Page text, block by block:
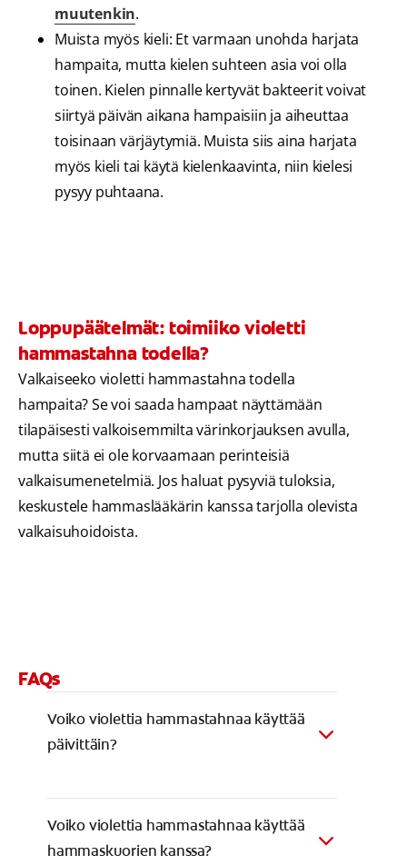
muutenkin.
Muista myös kieli: Et varmaan unohda harjata
hampaita, mutta kielen suhteen asia voi olla
toinen. Kielen pinnalle kertyvät bakteerit voivat
siirtyä päivän aikana hampaisiin ja aiheuttaa
toisinaan värjäytymiä. Muista siis aina harjata
myös kieli tai käytä kielenkaavinta, niin kielesi
pysyy puhtaana.
Loppupäätelmät: toimiiko violetti
hammastahna todella?
Valkaiseeko violetti hammastahna todella
hampaita? Se voi saada hampaat näyttämään
tilapäisesti valkoisemmilta värinkorjauksen avulla,
mutta siitä ei ole korvaamaan perinteisiä
valkaisumenetelmiä. Jos haluat pysyviä tuloksia,
keskustele hammaslääkärin kanssa tarjolla olevista
valkaisuhoidoista.
FAQs
Voiko violettia hammastahnaa käyttää
päivittäin?
Voiko violettia hammastahnaa käyttää
hammaskuorien kanssa?